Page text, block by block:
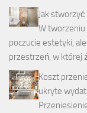
Jak
W tworzeniu
poczucie estetyki,
przestrzeń, w której
Koszt
ukryte